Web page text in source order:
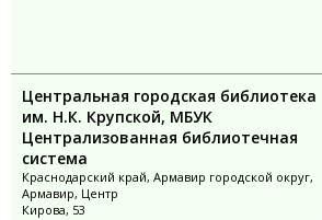
Центральная городская библиотека
им. Н.К. Крупской, МБУК
Централизованная библиотечная
система
Краснодарский край, Армавир городской округ,
Армавир, Центр
Кирова, 53